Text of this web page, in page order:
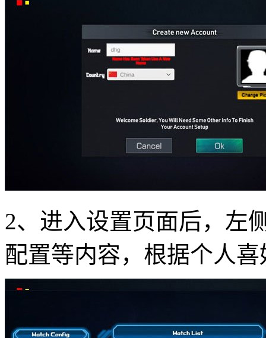
2、进入设置页面后，左
配置等内容，根据个人